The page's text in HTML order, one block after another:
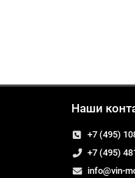
Наши
+7 (495)
+7 (495)
info@vin-